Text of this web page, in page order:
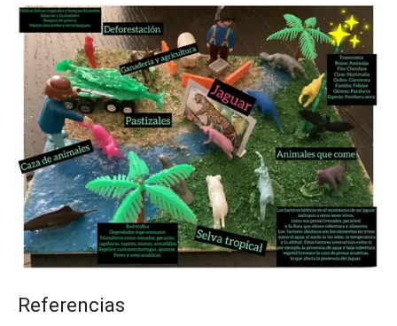
Referencias